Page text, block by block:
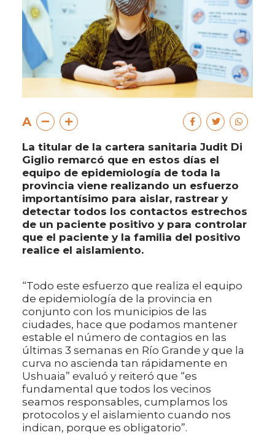
A
La titular de la cartera sanitaria Judit Di
Giglio remarcó que en estos días el
equipo de epidemiología de toda la
provincia viene realizando un esfuerzo
importantísimo para aislar, rastrear y
detectar todos los contactos estrechos
de un paciente positivo y para controlar
que el paciente y la familia del positivo
realice el aislamiento.
“Todo este esfuerzo que realiza el equipo
de epidemiología de la provincia en
conjunto con los municipios de las
ciudades, hace que podamos mantener
estable el número de contagios en las
últimas 3 semanas en Río Grande y que la
curva no ascienda tan rápidamente en
Ushuaia” evaluó y reiteró que “es
fundamental que todos los vecinos
seamos responsables, cumplamos los
protocolos y el aislamiento cuando nos
indican, porque es obligatorio”.